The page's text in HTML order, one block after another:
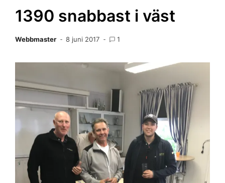
1390 snabbast i väst
Webbmaster 8 juni 2017 1